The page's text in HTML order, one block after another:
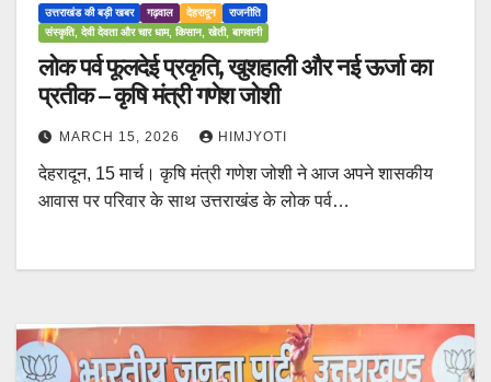
उत्तराखंड की बड़ी खबर गढ़वाल देहरादून
राजनीति
संस्कृति, देवी देवता और चार धाम, किसान, खेती, बागवानी
लोक पर्व फूलदेई प्रकृति, खुशहाली और नई ऊर्जा का
प्रतीक – कृषि मंत्री गणेश जोशी
MARCH 15, 2026 HIMJYOTI
देहरादून, 15 मार्च। कृषि मंत्री गणेश जोशी ने आज अपने शासकीय
आवास पर परिवार के साथ उत्तराखंड के लोक पर्व…